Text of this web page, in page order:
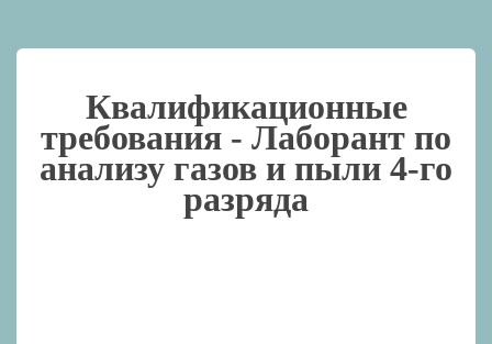
Квалификационные
требования - Лаборант по
анализу газов и пыли 4-го
разряда